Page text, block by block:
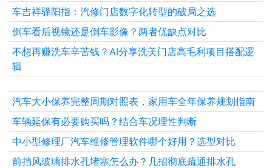
车吉祥驿阳指：汽修门店数字化转型的破局之选
倒车看后视镜还是倒车影像？两者优缺点对比
不想再赚洗车辛苦钱？AI分享洗美门店高毛利项目搭配逻
辑
汽车大小保养完整周期对照表，家用车全年保养规划指南
车辆延保有必要购买吗？结合车况理性判断
中小型修理厂汽车维修管理软件哪个好用？选型对比
前挡风玻璃排水孔堵塞怎么办？几招彻底疏通排水孔